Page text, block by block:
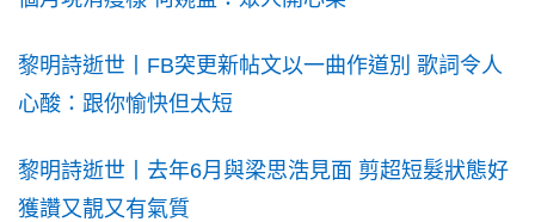
黎明詩逝世丨FB突更新帖文以一曲作道別 歌詞令人
心酸：跟你愉快但太短
黎明詩逝世丨去年6月與梁思浩見面 剪超短髮狀態好
獲讚又靚又有氣質